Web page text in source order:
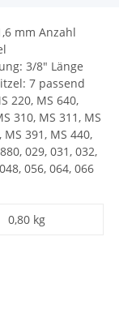
mm Anzahl
3/8" Länge
7 passend
220, MS 640,
310, MS 311, MS
MS 391, MS 440,
029, 031, 032,
056, 064, 066
0,80 kg